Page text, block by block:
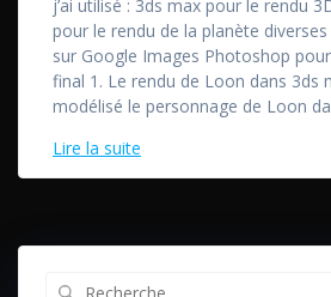
j’ai utilisé : 3ds max pour le rendu
pour le rendu de la planète
sur Google Images Photoshop
final 1. Le rendu de Loon dans 3ds
modélisé le personnage de Loon
Lire la suite